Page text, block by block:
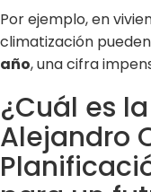
Por ejemplo, en
climatización
año, una cifra
¿Cuál es
Alejandro